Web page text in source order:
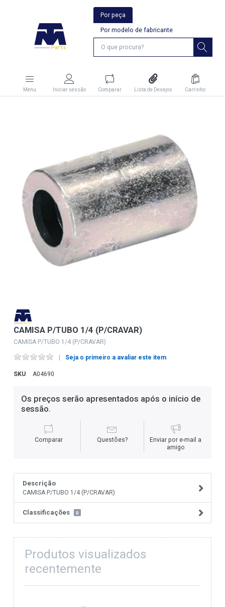
Por peça
Por modelo de fabricante
Menu Iniciar sessão Comparar Lista de Desejos Carrinho
CAMISA P/TUBO 1/4 (P/CRAVAR)
CAMISA P/TUBO 1/4 (P/CRAVAR)
Seja o primeiro a avaliar este item
SKU A04690
Os preços serão apresentados após o início de
sessão.
Comparar Questões?
Enviar por e-mail a
amigo
Descrição
CAMISA P/TUBO 1/4 (P/CRAVAR)
Classificações 0
Produtos visualizados
recentemente